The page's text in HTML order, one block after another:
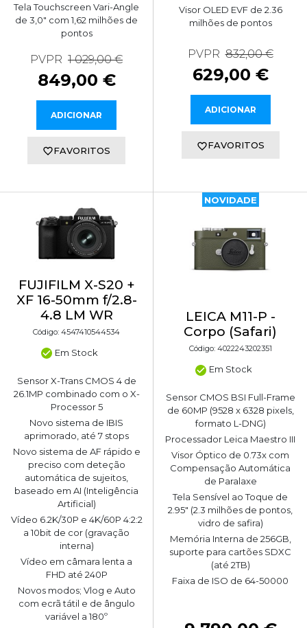
Tela Touchscreen Vari-Angle
de 3,0" com 1,62 milhões de
pontos
PVPR 1 029,00 €
849,00 €
ADICIONAR
FAVORITOS
Visor OLED EVF de 2.36
milhões de pontos
PVPR 832,00 €
629,00 €
ADICIONAR
FAVORITOS
FUJIFILM X-S20 +
XF 16-50mm f/2.8-
4.8 LM WR
Código: 4547410544534
Em Stock
Sensor X-Trans CMOS 4 de
26.1MP combinado com o X-
Processor 5
Novo sistema de IBIS
aprimorado, até 7 stops
Novo sistema de AF rápido e
preciso com deteção
automática de sujeitos,
baseado em AI (Inteligência
Artificial)
Vídeo 6.2K/30P e 4K/60P 4:2:2
a 10bit de cor (gravação
interna)
Vídeo em câmara lenta a
FHD até 240P
Novos modos; Vlog e Auto
com ecrã tátil e de ângulo
variável a 180º
NOVIDADE
LEICA M11-P -
Corpo (Safari)
Código: 4022243202351
Em Stock
Sensor CMOS BSI Full-Frame
de 60MP (9528 x 6328 pixels,
formato L-DNG)
Processador Leica Maestro III
Visor Óptico de 0.73x com
Compensação Automática
de Paralaxe
Tela Sensível ao Toque de
2.95" (2.3 milhões de pontos,
vidro de safira)
Memória Interna de 256GB,
suporte para cartões SDXC
(até 2TB)
Faixa de ISO de 64-50000